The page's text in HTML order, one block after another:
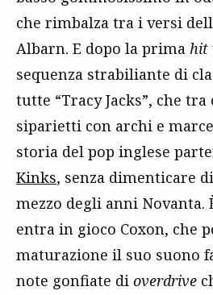
che rimbalza tra i versi
Albarn. E dopo la prima hit
sequenza strabiliante di
tutte “Tracy Jacks”, che
siparietti con archi e
storia del pop inglese
Kinks, senza dimenticare
mezzo degli anni Novanta.
entra in gioco Coxon, che
maturazione il suo suono
note gonfiate di overdrive